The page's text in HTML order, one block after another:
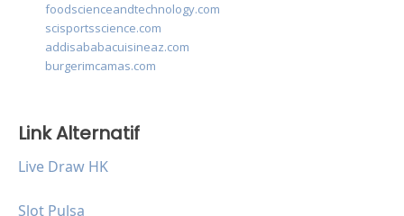
foodscienceandtechnology.com
scisportsscience.com
addisababacuisineaz.com
burgerimcamas.com
Link Alternatif
Live Draw HK
Slot Pulsa